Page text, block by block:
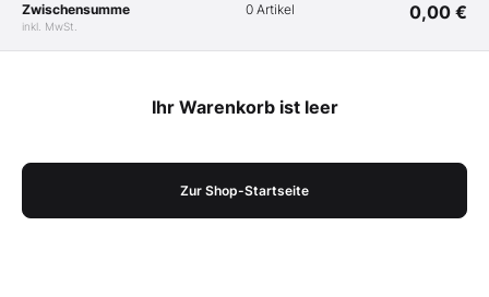
Zwischensumme
inkl. MwSt.
0 Artikel 0,00 €
Ihr Warenkorb ist leer
Zur Shop-Startseite